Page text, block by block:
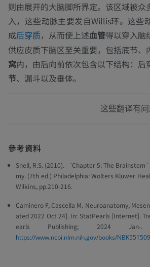
则由展开的大脑脚所界定。该区域被众
入，这些动脉主要发自Willis环。这些
成后穿质，从而使上述血管得以穿入脑
供应皮质下脑区至关重要，包括底节、
窝内，由后向前依次包含以下结构：后
节、漏斗以及垂体。
这些翻译有问
參考資料
Snell, R.S. (2010). ‘Chapter 5: The
my. (7th ed.) Philadelphia: Wolters Kluwer
Wilkins, pp.210-216.
Caminero F, Cascella M. Neuroanatomy,
ated 2022 Oct 24]. In: StatPearls [Internet].
earls Publishing; 2024 Jan-.
https://www.ncbi.nlm.nih.gov/books/